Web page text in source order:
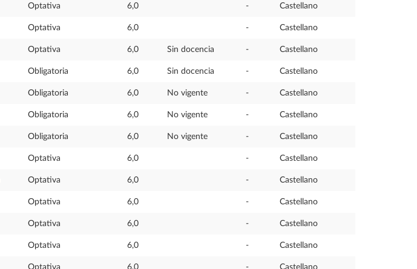
Optativa 6,0 - Castellano
Optativa 6,0 - Castellano
Optativa 6,0 Sin docencia - Castellano
Obligatoria 6,0 Sin docencia - Castellano
Obligatoria 6,0 No vigente - Castellano
Obligatoria 6,0 No vigente - Castellano
Obligatoria 6,0 No vigente - Castellano
Optativa 6,0 - Castellano
Optativa 6,0 - Castellano
Optativa 6,0 - Castellano
Optativa 6,0 - Castellano
Optativa 6,0 - Castellano
Optativa 6,0 - Castellano